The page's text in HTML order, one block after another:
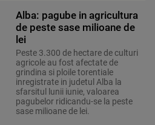
Alba: pagube in agricultura
de peste sase milioane de
lei
Peste 3.300 de hectare de culturi
agricole au fost afectate de
grindina si ploile torentiale
inregistrate in judetul Alba la
sfarsitul lunii iunie, valoarea
pagubelor ridicandu-se la peste
sase milioane de lei.